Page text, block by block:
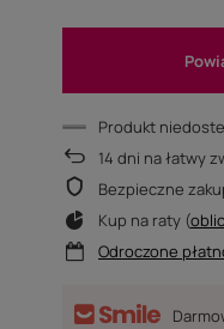
Produkt
14 dni na łatwy
Bezpieczne
Kup na raty (
Odroczone